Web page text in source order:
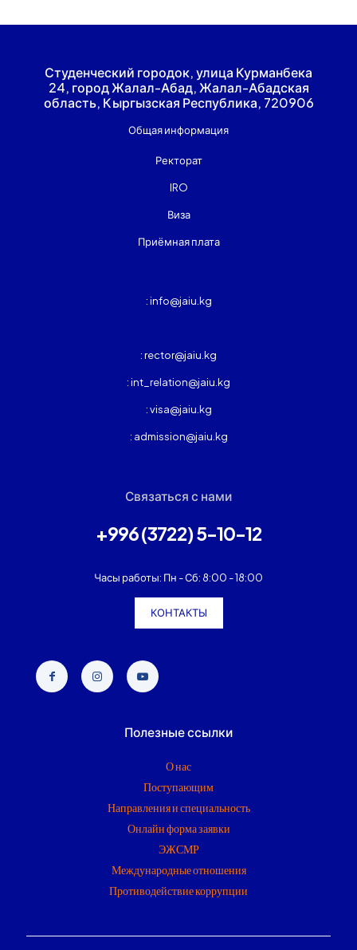
Студенческий городок, улица Курманбека
24, город Жалал-Абад, Жалал-Абадская
область, Кыргызская Республика, 720906
Общая информация
Ректорат
IRO
Виза
Приёмная плата
: info@jaiu.kg
: rector@jaiu.kg
: int_relation@jaiu.kg
: visa@jaiu.kg
: admission@jaiu.kg
Связаться с нами
+996 (3722) 5-10-12
Часы работы: Пн - Сб: 8:00 - 18:00
КОНТАКТЫ
Полезные ссылки
О нас
Поступающим
Направления и специальность
Онлайн форма заявки
ЭЖСМР
Международные отношения
Противодействие коррупции